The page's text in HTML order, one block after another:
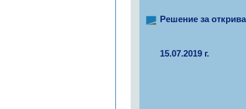
Решение за
15.07.2019 г.